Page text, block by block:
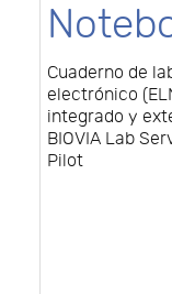
Cuaderno de
electrónico
integrado y
BIOVIA Lab
Pilot